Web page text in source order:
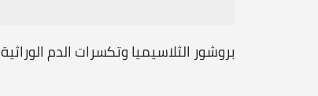
بروشور الثلاسيميا وتكسرات الدم الوراثية